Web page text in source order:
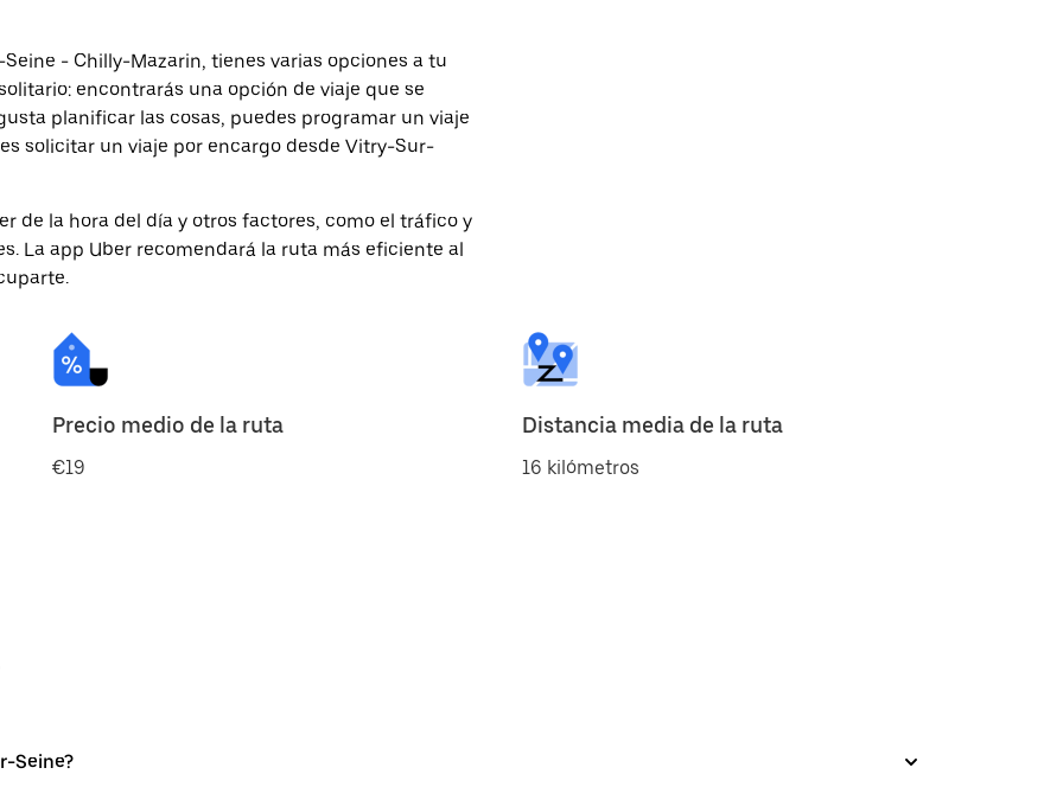
- Chilly-Mazarin, tienes varias opciones a tu
encontrarás una opción de viaje que se
planificar las cosas, puedes programar un viaje
solicitar un viaje por encargo desde Vitry-Sur-
de la hora del día y otros factores, como el tráfico y
La app Uber recomendará la ruta más eficiente al
Precio medio de la ruta
€19
Distancia media de la ruta
16 kilómetros
Seine?